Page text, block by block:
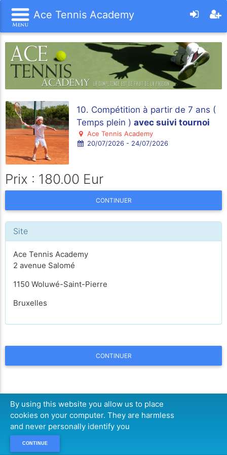
Ace Tennis Academy
10. Compétition à partir de 7 ans (
Temps plein ) avec suivi tournoi
Ace Tennis Academy
20/07/2026 - 24/07/2026
Prix : 180.00 Eur
CONTINUER
Site
Ace Tennis Academy
2 avenue Salomé
1150 Woluwé-Saint-Pierre
Bruxelles
CONTINUER
By using this website you allow us to place
cookies on your computer. They are harmless
and never personally identify you
CONTINUE